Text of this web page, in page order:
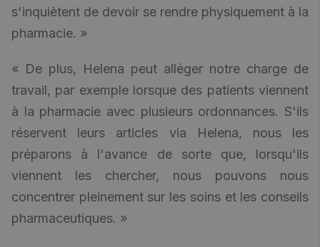
s'inquiètent de devoir se rendre physiquement à la
pharmacie. »
« De plus, Helena peut alléger notre charge de
travail, par exemple lorsque des patients viennent
à la pharmacie avec plusieurs ordonnances. S'ils
réservent leurs articles via Helena, nous les
préparons à l'avance de sorte que, lorsqu'ils
viennent les chercher, nous pouvons nous
concentrer pleinement sur les soins et les conseils
pharmaceutiques. »